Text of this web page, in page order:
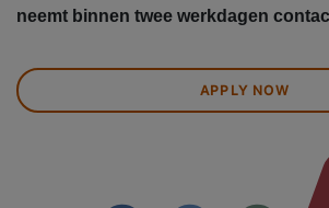
neemt binnen twee werkdagen
APPLY NOW